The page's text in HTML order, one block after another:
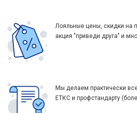
Лояльные цены, скидки на
акция "приведи друга" и
Мы делаем практически
ЕТКС и профстандарту